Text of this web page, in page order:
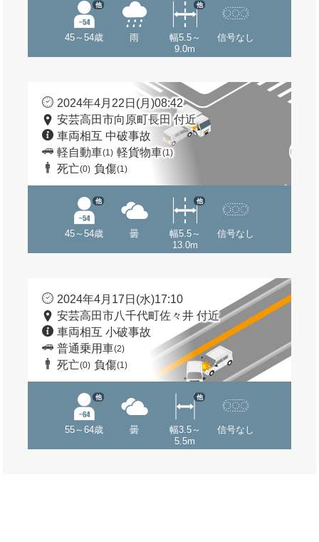
45～54歳
他
雨
幅5.5～
9.0m
他
信号なし
2024年4月22日(月)08:42
安芸高田市向原町長田 付近
車両相互 中破事故
軽自動車(1) 軽貨物車(1)
死亡(0) 負傷(1)
45～54歳
他
曇
幅5.5～
13.0m
他
信号なし
2024年4月17日(水)17:10
安芸高田市八千代町佐々井 付近
車両相互 小破事故
普通乗用車(2)
死亡(0) 負傷(1)
55～64歳
他
曇
幅3.5～
5.5m
他
信号なし